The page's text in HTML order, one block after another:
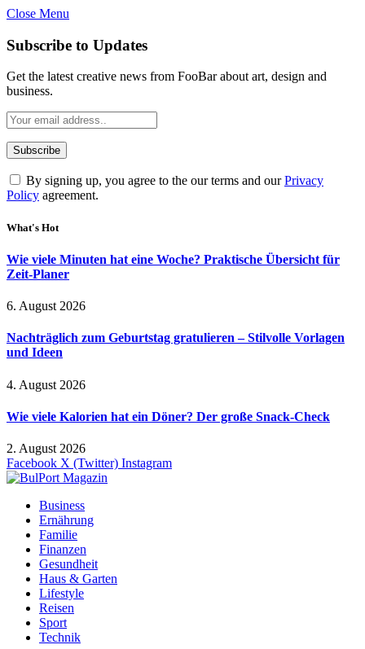
Close Menu
Subscribe to Updates
Get the latest creative news from FooBar about art, design and
business.
By signing up, you agree to the our terms and ourPrivacy
Policy agreement.
What's Hot
Wie viele Minuten hat eine Woche? Praktische Übersicht für
Zeit-Planer
6. August 2026
Nachträglich zum Geburtstag gratulieren – Stilvolle Vorlagen
und Ideen
4. August 2026
Wie viele Kalorien hat ein Döner? Der große Snack-Check
2. August 2026
Facebook X (Twitter) Instagram
Business
Ernährung
Familie
Finanzen
Gesundheit
Haus & Garten
Lifestyle
Reisen
Sport
Technik